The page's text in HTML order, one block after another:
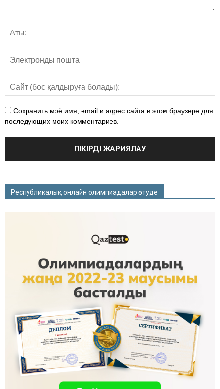
Сохранить моё имя, email и адрес сайта в этом браузере для
последующих моих комментариев.
Республикалық онлайн олимпиадалар өтуде